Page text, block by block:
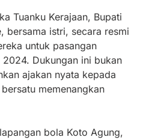
Tuanku Kerajaan, Bupati
bersama istri, secara resmi
untuk pasangan
Dukungan ini bukan
ajakan nyata kepada
memenangkan
bola Koto Agung,